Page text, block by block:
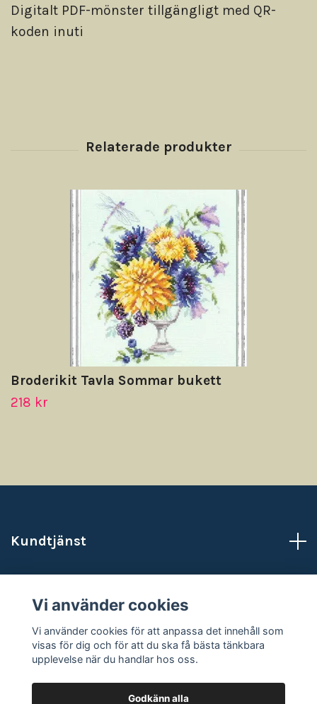
Digitalt PDF-mönster tillgängligt med QR-
koden inuti
Broderikit Tavla Sommar bukett
218 kr
Kundtjänst
Sociala medier
Vi använder cookies
Vi använder cookies för att anpassa det innehåll som
visas för dig och för att du ska få bästa tänkbara
upplevelse när du handlar hos oss.
Godkänn alla